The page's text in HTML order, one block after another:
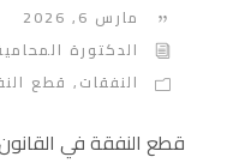
مارس 6, 2026
الدكتورة
النفقات, قطع
قطع النفقة في